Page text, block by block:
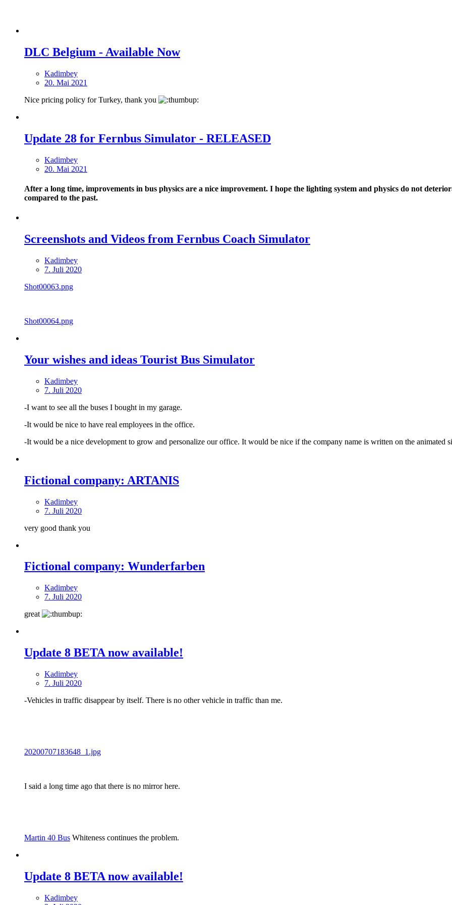
DLC Belgium - Available Now
Kadimbey
20. Mai 2021
Nice pricing policy for Turkey, thank you
Update 28 for Fernbus Simulator - RELEASED
Kadimbey
20. Mai 2021
After a long time, improvements in bus physics are a nice improvement. I hope the lighting system and physics do not
compared to the past.
Screenshots and Videos from Fernbus Coach Simulator
Kadimbey
7. Juli 2020
Shot00063.png
Shot00064.png
Your wishes and ideas Tourist Bus Simulator
Kadimbey
7. Juli 2020
-I want to see all the buses I bought in my garage.
-It would be nice to have real employees in the office.
-It would be a nice development to grow and personalize our office. It would be nice if the company name is written on the animated
Fictional company: ARTANIS
Kadimbey
7. Juli 2020
very good thank you
Fictional company: Wunderfarben
Kadimbey
7. Juli 2020
great
Update 8 BETA now available!
Kadimbey
7. Juli 2020
-Vehicles in traffic disappear by itself. There is no other vehicle in traffic than me.
20200707183648_1.jpg
I said a long time ago that there is no mirror here.
Martin 40 Bus Whiteness continues the problem.
Update 8 BETA now available!
Kadimbey